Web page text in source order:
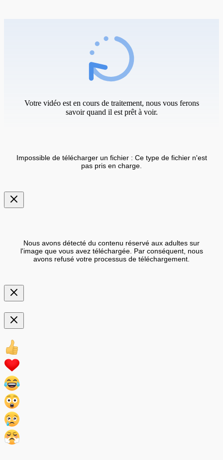
Votre vidéo est en cours de traitement, nous vous ferons
savoir quand il est prêt à voir.
Impossible de télécharger un fichier : Ce type de fichier n'est
pas pris en charge.
Nous avons détecté du contenu réservé aux adultes sur
l'image que vous avez téléchargée. Par conséquent, nous
avons refusé votre processus de téléchargement.